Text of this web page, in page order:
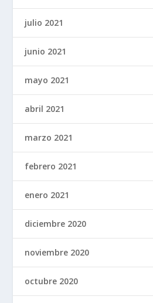
julio 2021
junio 2021
mayo 2021
abril 2021
marzo 2021
febrero 2021
enero 2021
diciembre 2020
noviembre 2020
octubre 2020